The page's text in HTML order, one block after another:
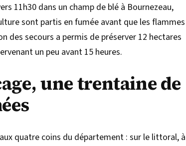
11h30 dans un champ de blé à Bournezeau,
sont partis en fumée avant que les flammes
des secours a permis de préserver 12 hectares
un peu avant 15 heures.
une trentaine de
quatre coins du département : sur le littoral, à